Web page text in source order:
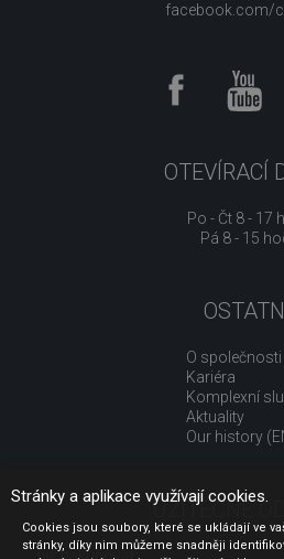
facebook.com/
OTEVÍRACÍ
Po - Čt 8 - 17
Pá 8 - 15
O společnosti
Kariéra
Komplexní
Aktuality
Our history
UŽITEČNÉ
Stránky a aplikace využívají cookies.
Cookies jsou soubory, které se ukládají ve
stránky, díky nim můžeme snadněji